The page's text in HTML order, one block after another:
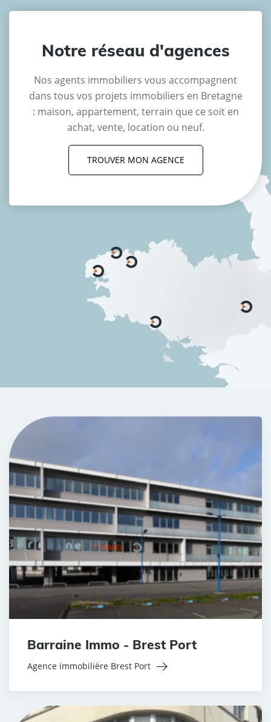
Notre réseau d'agences
Nos agents immobiliers vous accompagnent
dans tous vos projets immobiliers en Bretagne
: maison, appartement, terrain que ce soit en
achat, vente, location ou neuf.
TROUVER MON AGENCE
Barraine Immo - Brest Port
Agence immobilière Brest Port